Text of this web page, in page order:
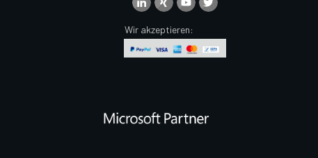
Wir akzeptieren: